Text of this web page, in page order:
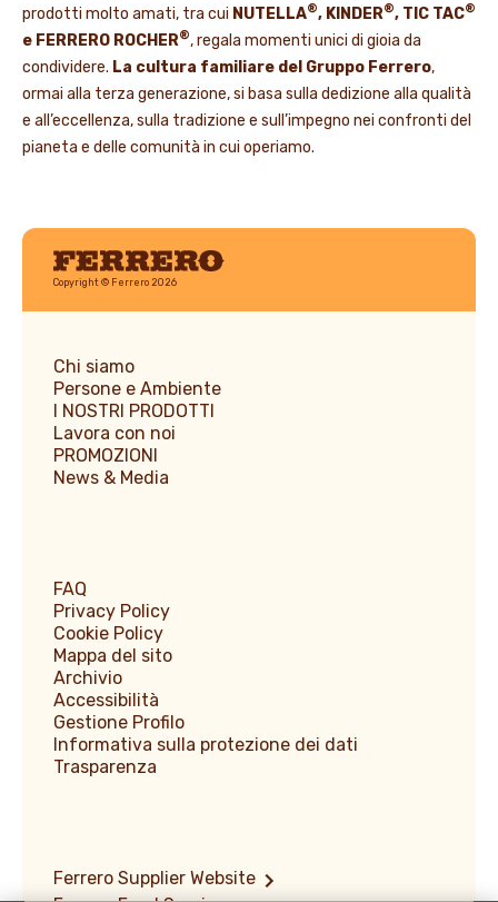
prodotti molto amati, tra cui NUTELLA®, KINDER®, TIC TAC®
e FERRERO ROCHER®, regala momenti unici di gioia da
condividere. La cultura familiare del Gruppo Ferrero,
ormai alla terza generazione, si basa sulla dedizione alla qualità
e all’eccellenza, sulla tradizione e sull’impegno nei confronti del
pianeta e delle comunità in cui operiamo.
Ferrero
Copyright © Ferrero 2026
Chi siamo
Persone e Ambiente
I NOSTRI PRODOTTI
Lavora con noi
PROMOZIONI
News & Media
FAQ
Privacy Policy
Cookie Policy
Mappa del sito
Archivio
Accessibilità
Gestione Profilo
Informativa sulla protezione dei dati
Trasparenza
Ferrero Supplier Website